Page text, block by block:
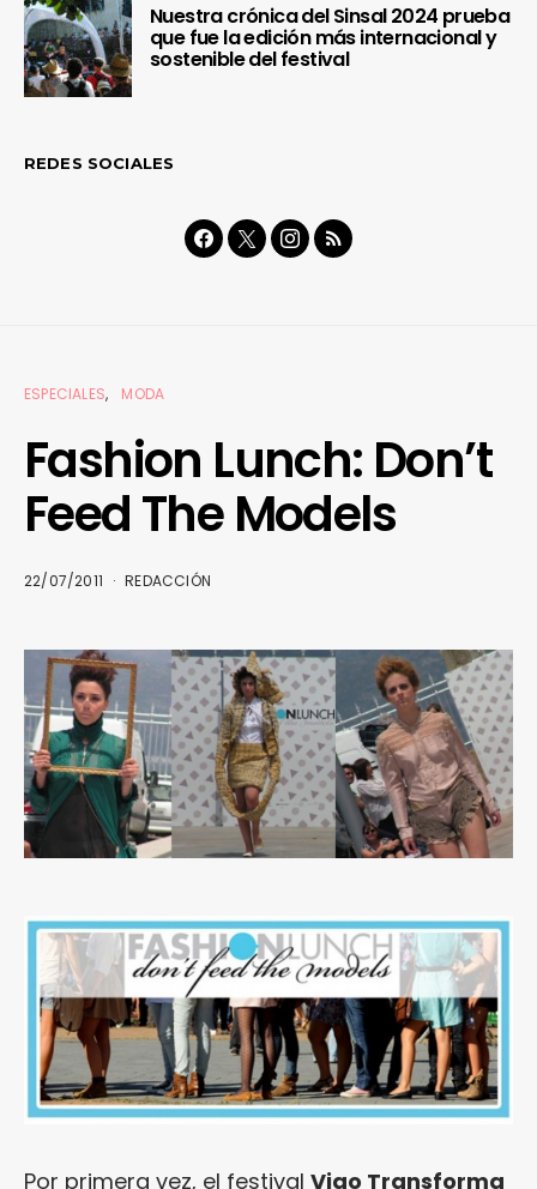
Nuestra crónica del Sinsal 2024 prueba
que fue la edición más internacional y
sostenible del festival
REDES SOCIALES
ESPECIALES MODA
Fashion Lunch: Don’t
Feed The Models
22/07/2011 REDACCIÓN
Por primera vez, el festival Vigo Transforma